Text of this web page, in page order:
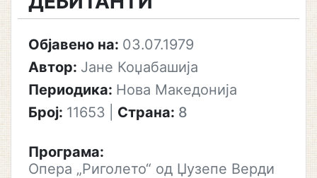
Објавено на: 03.07.1979
Автор: Јане Коџабашија
Периодика: Нова Македонија
Број: 11653 Страна: 8
Програма:
Опера „Риголето“ од Џузепе Верди